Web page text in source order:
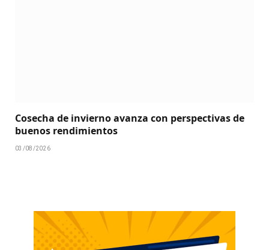
Cosecha de invierno avanza con perspectivas de
buenos rendimientos
03/08/2026